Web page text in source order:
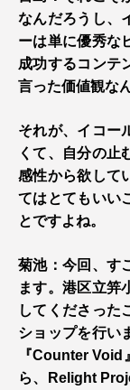
なんだろうし、
ーは単に優秀な
成功するコンテ
言った価値観な
それが、イコー
くて、自分の止
感性から欲して
てはとてもいい
とですよね。
菊池：今回、す
ます。港区立笄
してくださった
ショップを行い
『Counter Void
ら、Relight